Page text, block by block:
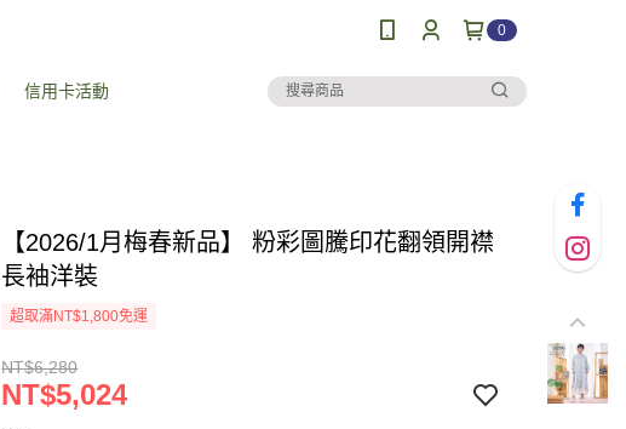
0
信用卡活動
【2026/1月梅春新品】 粉彩圖騰印花翻領開襟
長袖洋裝
超取滿NT$1,800免運
NT$6,280
NT$5,024